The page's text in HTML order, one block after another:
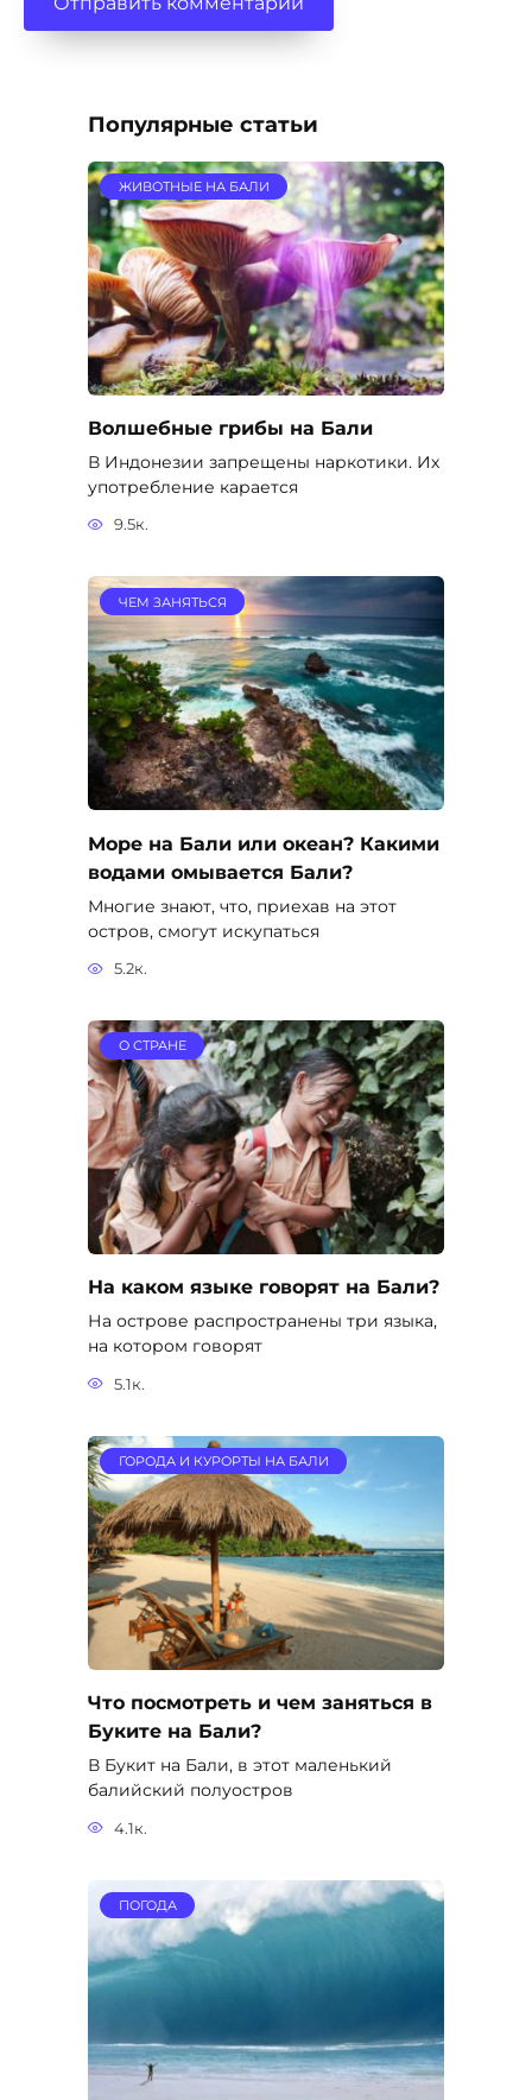
Популярные статьи
ЖИВОТНЫЕ НА БАЛИ
Волшебные грибы на Бали
В Индонезии запрещены наркотики. Их
употребление карается
9.5к.
ЧЕМ ЗАНЯТЬСЯ
Море на Бали или океан? Какими
водами омывается Бали?
Многие знают, что, приехав на этот
остров, смогут искупаться
5.2к.
О СТРАНЕ
На каком языке говорят на Бали?
На острове распространены три языка,
на котором говорят
5.1к.
ГОРОДА И КУРОРТЫ НА БАЛИ
Что посмотреть и чем заняться в
Буките на Бали?
В Букит на Бали, в этот маленький
балийский полуостров
4.1к.
ПОГОДА